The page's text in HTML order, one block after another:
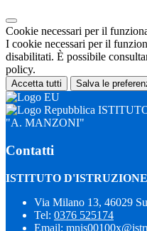
Cookie necessari per il
I cookie necessari per il
disabilitati. È possibile
policy.
Accetta tutti Salva le
"A. MANZONI"
Contatti
ISTITUTO
Via Milano 13, 46029
Tel: 0376 525174
Email: